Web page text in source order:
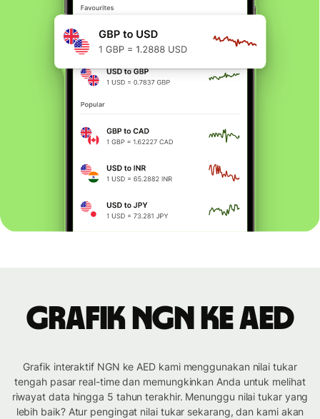
Grafik NGN ke AED
Grafik interaktif NGN ke AED kami menggunakan nilai tukar
tengah pasar real-time dan memungkinkan Anda untuk melihat
riwayat data hingga 5 tahun terakhir. Menunggu nilai tukar yang
lebih baik? Atur pengingat nilai tukar sekarang, dan kami akan